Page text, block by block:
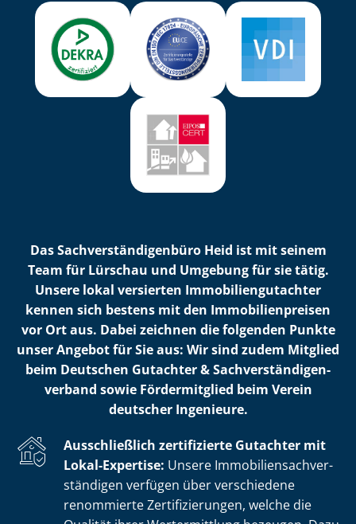
Das Sach­ver­stän­di­gen­bü­ro Heid ist mit seinem
Team für Lürschau und Umgebung für sie tätig.
Unsere lokal versierten Im­mo­bi­li­en­gut­ach­ter
kennen sich bestens mit den Im­mo­bi­li­en­prei­sen
vor Ort aus. Dabei zeichnen die folgenden Punkte
unser Angebot für Sie aus: Wir sind zudem Mitglied
beim Deutschen Gutachter & Sach­ver­stän­di­gen­
ver­band sowie Fördermitglied beim Verein
deutscher Ingenieure.
Ausschließlich zertifizierte Gutachter mit
Lokal-Expertise: Unsere Im­mo­bi­li­en­sach­ver­
stän­di­gen verfügen über verschiedene
renommierte Zer­ti­fi­zie­run­gen, welche die